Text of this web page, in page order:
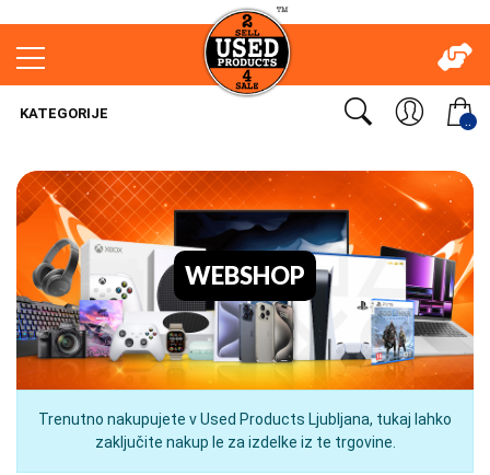
..
KATEGORIJE
WEBSHOP
Trenutno nakupujete v Used Products Ljubljana, tukaj lahko
zaključite nakup le za izdelke iz te trgovine.